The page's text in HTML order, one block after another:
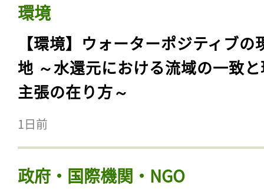
環境
【環境】ウォーターポジティブの
地 ～水還元における流域の一致
主張の在り方～
1日前
政府・国際機関・NGO